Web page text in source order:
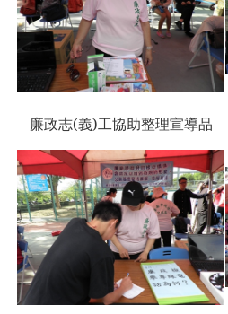
廉政志(義)工協助整理宣導品